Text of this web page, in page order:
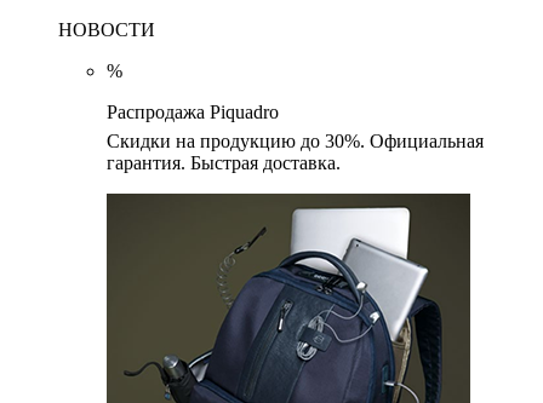
НОВОСТИ
%
Распродажа Piquadro
Скидки на продукцию до 30%. Официальная
гарантия. Быстрая доставка.